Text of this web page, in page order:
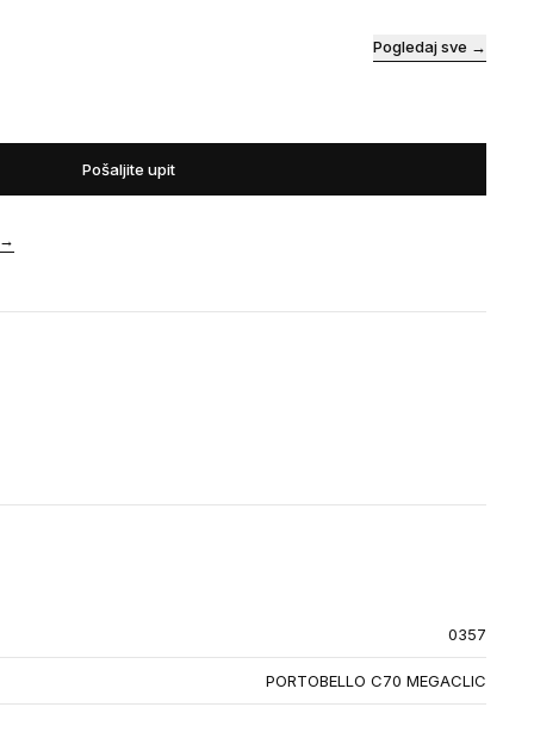
Pogledaj sve →
Pošaljite upit
0357
PORTOBELLO C70 MEGACLIC